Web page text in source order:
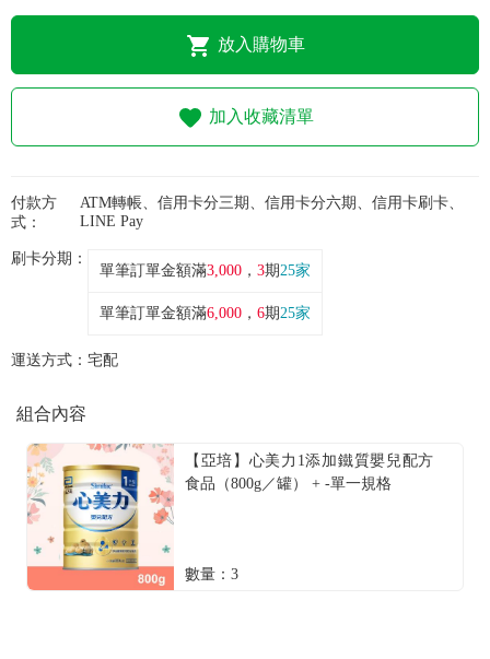
購物流程
會員專區
常見問題
折價券、紅利說明
放入購物車
加入收藏清單
付款方
式：
ATM轉帳、信用卡分三期、信用卡分六期、信用卡刷卡、
LINE Pay
刷卡分期：
單筆訂單金額滿3,000 ， 3期25家
單筆訂單金額滿6,000 ， 6期25家
運送方式： 宅配
組合內容
【亞培】心美力1添加鐵質嬰兒配方
食品（800g／罐） + -單一規格
數量：3